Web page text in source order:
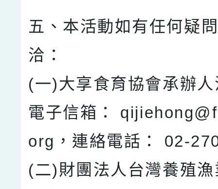
五、本活動如有任何疑
洽：
(一)大享食育協會承辦
電子信箱：
org，連絡電話： 02-
(二)財團法人台灣養殖